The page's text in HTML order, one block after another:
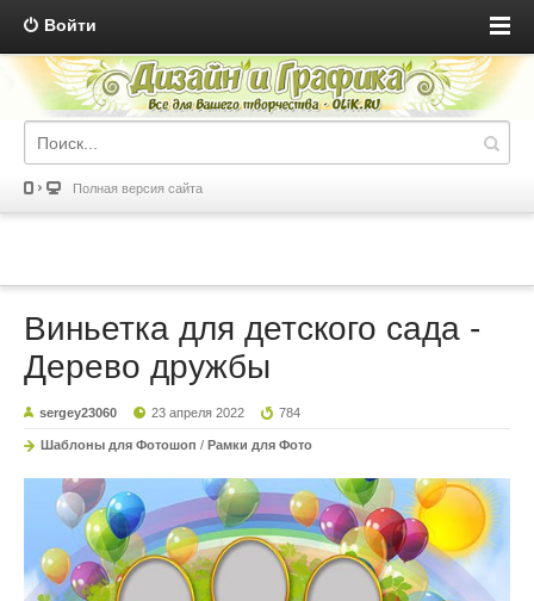
Войти
Полная версия сайта
Виньетка для детского сада -
Дерево дружбы
sergey23060 23 апреля 2022 784
Шаблоны для Фотошоп / Рамки для Фото